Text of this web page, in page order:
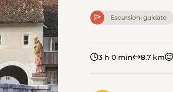
Escursioni guidate
3 h 0 min 8,7 km